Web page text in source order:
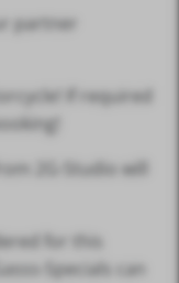
partner
If required
2G-Studio will
for this
Specials can